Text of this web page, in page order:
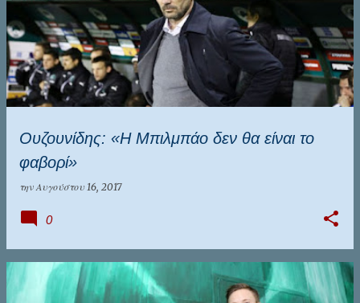
Ουζουνίδης: «Η Μπιλμπάο δεν θα είναι το
φαβορί»
την Αυγούστου 16, 2017
0